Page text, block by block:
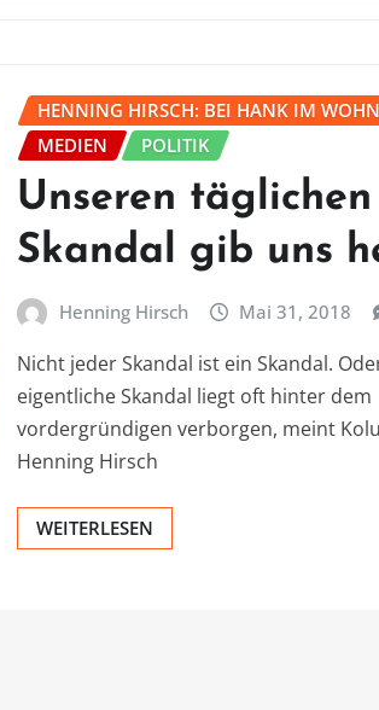
HENNING HIRSCH: BEI HANK IM
MEDIEN
POLITIK
Unseren täglichen
Skandal gib uns
Henning Hirsch Mai 31, 2018
Nicht jeder Skandal ist ein Skandal.
eigentliche Skandal liegt oft hinter dem
vordergründigen verborgen, meint
Henning Hirsch
WEITERLESEN